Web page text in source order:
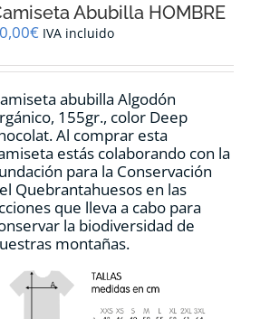
se
pueden
en
página
de
producto
Abubilla HOMBRE
€ IVA incluido
abubilla Algodón
155gr., color Deep
Al comprar esta
estás colaborando con la
para la Conservación
Quebrantahuesos en las
que lleva a cabo para
la biodiversidad de
montañas.